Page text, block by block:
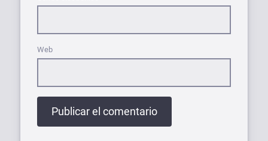
Web